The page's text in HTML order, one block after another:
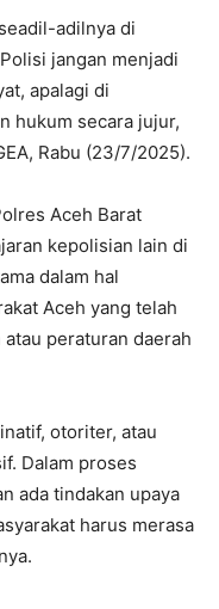
adilnya di
jangan menjadi
apalagi di
hukum secara jujur,
Rabu (23/7/2025).
Aceh Barat
kepolisian lain di
dalam hal
Aceh yang telah
peraturan daerah
otoriter, atau
Dalam proses
ada tindakan upaya
harus merasa